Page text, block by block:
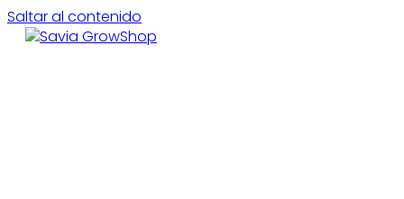
Saltar al contenido